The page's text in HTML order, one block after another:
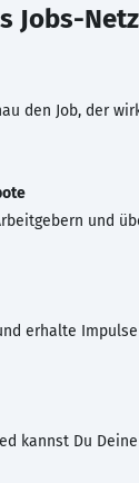
Jobs-
den Job, der
und
erhalte
kannst Du Deine